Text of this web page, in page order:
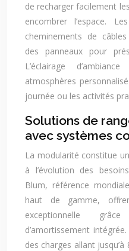
de recharger facilement
encombrer l’espace.
cheminements de
des panneaux pour
L’éclairage
atmosphères
journée ou les activités
Solutions de
avec systèmes
La modularité constitue
à l’évolution des
Blum, référence
haut de gamme,
exceptionnelle
d’amortissement
des charges allant